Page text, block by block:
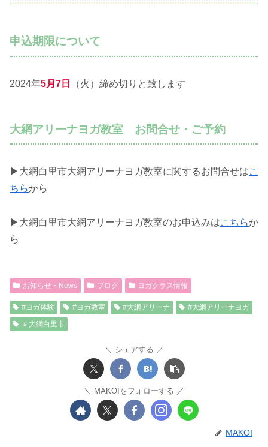
申込期限について
2024年5月7日 （火）締め切りと致します
大網アリーナヨガ教室 お問合せ・ご予約
▶大網白里市大網アリーナヨガ教室に関するお問合せはこ
ちらから
▶大網白里市大網アリーナヨガ教室のお申込みはこちらか
ら
お知らせ・News ブログ ヨガクラス情報
#ヨガ体験 #ヨガ教室 #大網アリーナ
#大網アリーナヨガ
＃大網白里市
シェアする
MAKOIをフォローする
MAKOI